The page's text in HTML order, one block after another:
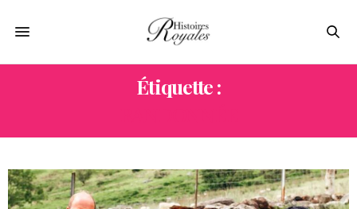
Étiquette :